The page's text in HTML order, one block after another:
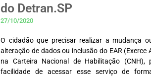
do Detran.SP
27/10/2020
O cidadão que precisar realizar a mudança
alteração de dados ou inclusão do EAR (Exerce
na Carteira Nacional de Habilitação
facilidade de acessar esse serviço de